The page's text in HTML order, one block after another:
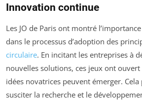
Innovation continue
Les JO de Paris ont montré l’importance
dans le processus d’adoption des
circulaire. En incitant les entreprises à
nouvelles solutions, ces jeux ont ouvert
idées novatrices peuvent émerger.
susciter la recherche et le